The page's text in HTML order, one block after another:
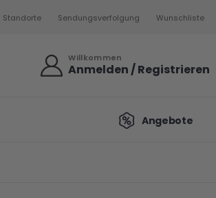
Standorte Sendungsverfolgung Wunschliste
Willkommen
Anmelden / Registrieren
Angebote